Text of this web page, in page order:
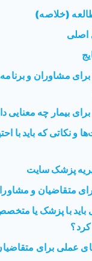
(خلاصه)
اصلی
برای مشاوران و
برای بیمار چه معنایی
و نکاتی که باید با
پزشک سایت
متقاضیان و
باید با پزشک یا
عملی برای